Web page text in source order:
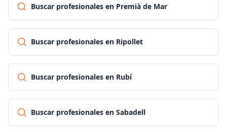
Buscar profesionales en Premià de Mar
Buscar profesionales en Ripollet
Buscar profesionales en Rubí
Buscar profesionales en Sabadell